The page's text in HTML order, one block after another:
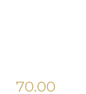
70.00